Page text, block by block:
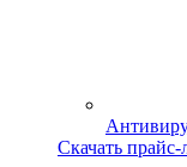
Скачать